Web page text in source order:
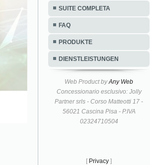
SUITE COMPLETA
FAQ
PRODUKTE
DIENSTLEISTUNGEN
Web Product byAny Web
Concessionario esclusivo: Jolly
Partner srls - Corso Matteotti 17 -
56021 Cascina Pisa - P.IVA
02324710504
[ Privacy ]